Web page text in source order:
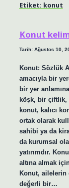
Etiket: konut
Konut
Tarih: Ağustos 10,
Konut: Sözlük
amacıyla bir
bir yer
köşk, bir çiftlik,
konut, kalıcı
ortak olarak
sahibi ya da
da kurumsal
yatırımdır.
altına almak
Konut, ailelerin
değerli bir…